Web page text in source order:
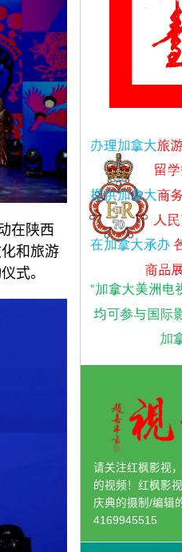
在陕西
和旅游
式。
请关注红枫影视
的视频！红枫影
庆典的摄制/编辑
4169945515